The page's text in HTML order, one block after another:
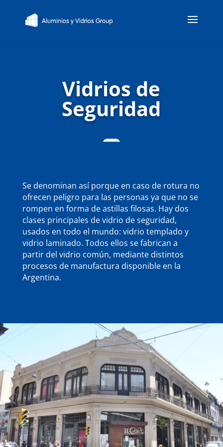
Vidrios de
Seguridad
Se denominan así porque en caso de rotura no
ofrecen peligro para las personas ya que no se
rompen en forma de astillas filosas. Hay dos
clases principales de vidrio de seguridad,
usados en todo el mundo: vidrio templado y
vidrio laminado. Todos ellos se fabrican a
partir del vidrio común, mediante distintos
procesos de manufactura disponible en la
Argentina.